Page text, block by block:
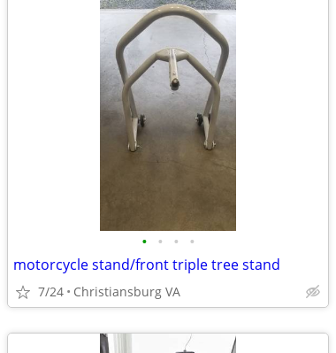
• • • •
motorcycle stand/front triple tree stand
7/24 Christiansburg VA